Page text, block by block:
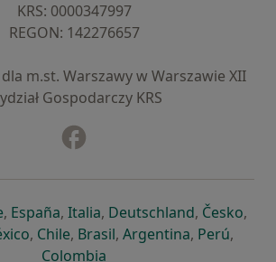
KRS: ⁠0000347997
REGON: ⁠142276657
m.st. Warszawy w Warszawie XII
Gospodarczy KRS
w nowej karcie
otwiera się w nowej karcie
, Españaotwiera się w nowej karcie
, Italiaotwiera się w nowej
, Deutschlandotwiera się
, Česko,
się w nowej karcie
otwiera się w nowej karcie
, Chileotwiera się w nowej karcie
, Brasilotwiera się w nowej
, Argentinaotwiera się
, Perú,
Colombia